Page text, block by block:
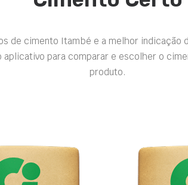
de cimento Itambé e a melhor indicação
aplicativo para comparar e escolher o
produto.